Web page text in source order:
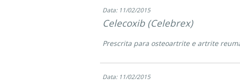
Data: 11/02/2015
Celecoxib (Celebrex)
Prescrita para osteoartrite e artrite
Data: 11/02/2015